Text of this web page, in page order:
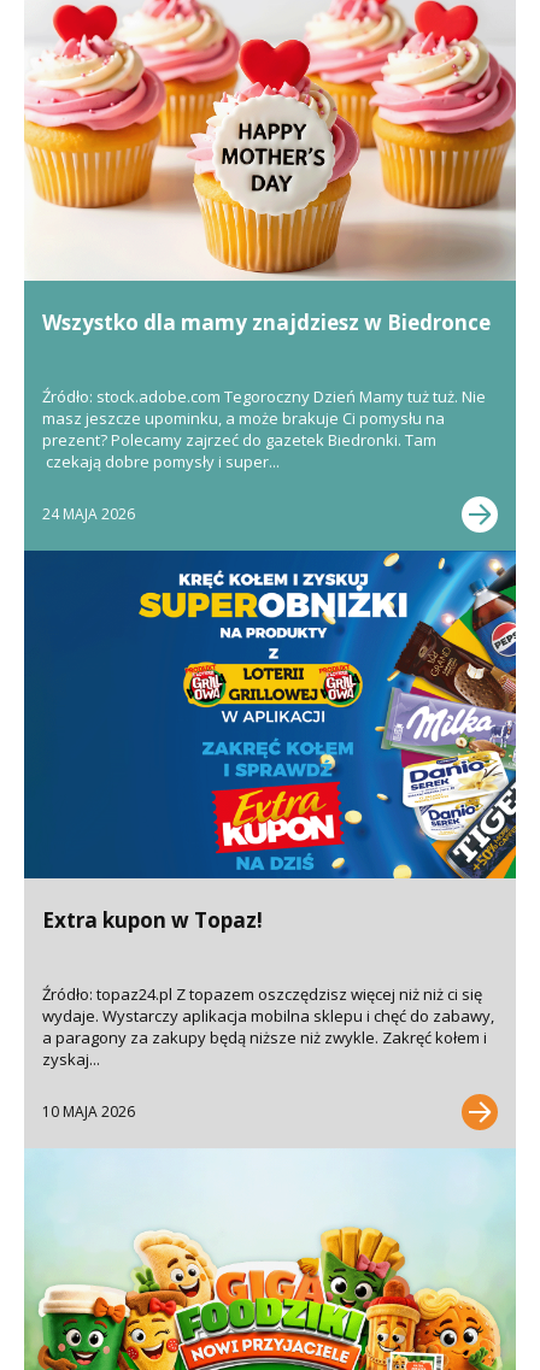
Wszystko dla mamy znajdziesz w Biedronce
Źródło: stock.adobe.com Tegoroczny Dzień Mamy tuż tuż. Nie
masz jeszcze upominku, a może brakuje Ci pomysłu na
prezent? Polecamy zajrzeć do gazetek Biedronki. Tam
czekają dobre pomysły i super...
24 MAJA 2026
Extra kupon w Topaz!
Źródło: topaz24.pl Z topazem oszczędzisz więcej niż niż ci się
wydaje. Wystarczy aplikacja mobilna sklepu i chęć do zabawy,
a paragony za zakupy będą niższe niż zwykle. Zakręć kołem i
zyskaj...
10 MAJA 2026